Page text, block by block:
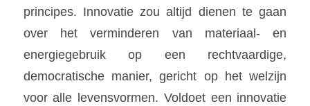
principes. Innovatie zou altijd dienen te gaan
over het verminderen van materiaal- en
energiegebruik op een rechtvaardige,
democratische manier, gericht op het welzijn
voor alle levensvormen. Voldoet een innovatie